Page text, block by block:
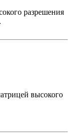
разрешения
высокого